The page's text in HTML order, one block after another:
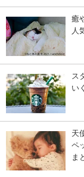
癒
人
ス
い
天
ペ
ま